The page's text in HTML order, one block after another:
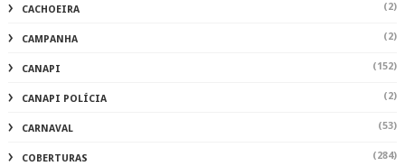
CACHOEIRA (2)
CAMPANHA (2)
CANAPI (152)
CANAPI POLÍCIA (2)
CARNAVAL (53)
COBERTURAS (284)